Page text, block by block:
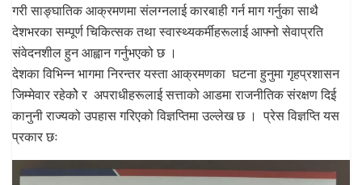
गरी साङ्घातिक आक्रमणमा संलग्नलाई कारबाही गर्न माग गर्नुका साथै
देशभरका सम्पूर्ण चिकित्सक तथा स्वास्थ्यकर्मीहरूलाई आफ्नो सेवाप्रति
संवेदनशील हुन आह्वान गर्नुभएको छ ।
देशका विभिन्न भागमा निरन्तर यस्ता आक्रमणका घटना हुनुमा गृहप्रशासन
जिम्मेवार रहेकोे र अपराधीहरूलाई सत्ताको आडमा राजनीतिक संरक्षण दिई
कानुनी राज्यको उपहास गरिएको विज्ञप्तिमा उल्लेख छ । प्रेस विज्ञप्ति यस
प्रकार छः